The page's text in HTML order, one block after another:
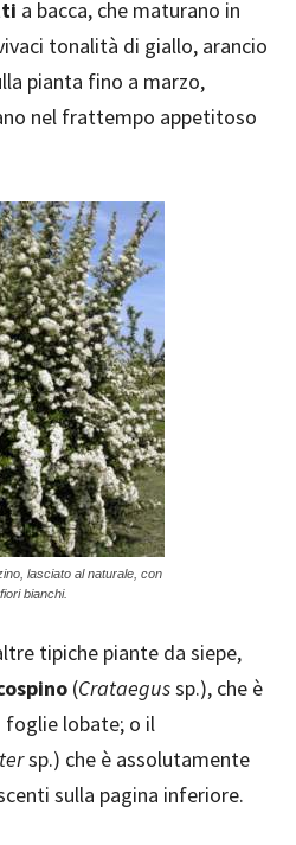
a bacca, che maturano in
tonalità di giallo, arancio
pianta fino a marzo,
nel frattempo appetitoso
lasciato al naturale, con
bianchi.
tipiche piante da siepe,
(Crataegussp.), che è
foglie lobate; o il
sp.) che è assolutamente
sulla pagina inferiore.